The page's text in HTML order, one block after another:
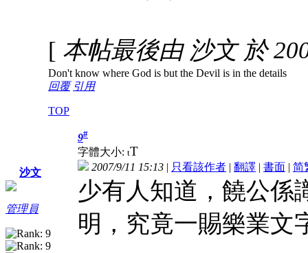
[ 本帖最後由 沙文 於
Don't know where God is but the Devil is in the details
回覆 引用
TOP
沙文
管理員
9#
字體大小: tT
2007/9/11 15:13 | 只看該作者 | 翻譯 | 書面 | 简
少有人知道，饒公係
明，究竟一賜樂業文